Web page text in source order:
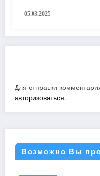
улучшит жизнь в
05.03.2025
Для отправки
авторизоваться.
Возможно Вы